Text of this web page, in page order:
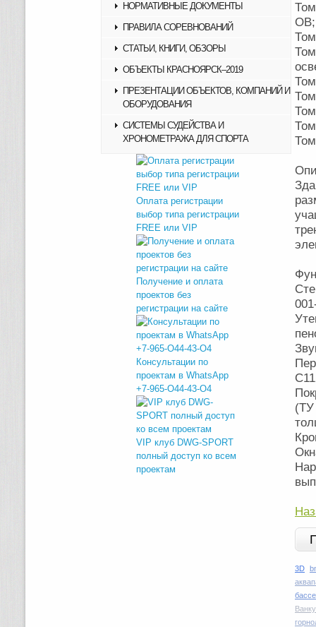
НОРМАТИВНЫЕ ДОКУМЕНТЫ
ПРАВИЛА СОРЕВНОВАНИЙ
СТАТЬИ, КНИГИ, ОБЗОРЫ
ОБЪЕКТЫ КРАСНОЯРСК–2019
ПРЕЗЕНТАЦИИ ОБЪЕКТОВ, КОМПАНИЙ И
ОБОРУДОВАНИЯ
СИСТЕМЫ СУДЕЙСТВА И
ХРОНОМЕТРАЖА ДЛЯ СПОРТА
Оплата регистрации
выбор типа регистрации
FREE или VIP
Получение и оплата
проектов без
регистрации на сайте
Консультации по
проектам в WhatsApp
+7-965-O44-43-O4
VIP клуб DWG-SPORT
полный доступ ко всем
проектам
ОВ;
3D